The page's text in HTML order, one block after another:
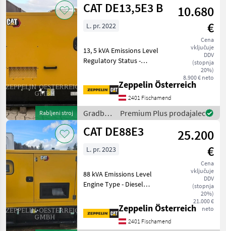
CAT
Rabljeni stroj
CAT DE13,5E3 B
10.680
€
Cena
vključuje
DDV
(stopnja
20%)
8.900 € neto
L. pr. 2022
13, 5 kVA Emissions Level
Regulatory Status -
Regulatory Status - CAT_CA
Export_EU Export_US
Export Engine Type - Diesel
Gradbeni stroji Drugi gradb
Zeppelin Österreich
2401 Fischamend
Gradbeni
stroji /
CAT
Premium Plus prodajalec
CAT DE88E3
25.200
€
Cena
vključuje
DDV
(stopnja
20%)
21.000 €
neto
L. pr. 2023
88 kVA Emissions Level
Engine Type - Diesel
gradbeni strojiZeppelin Österreich
2401 Fischamend